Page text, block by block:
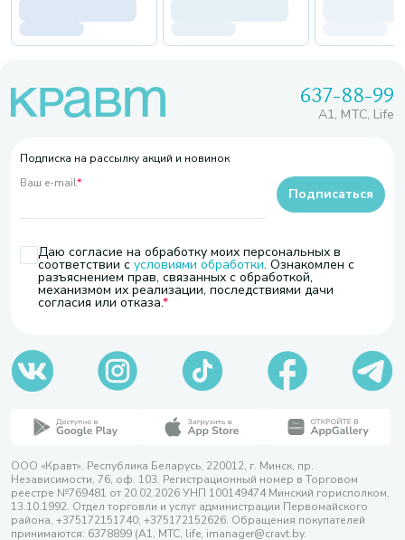
637-88-99
A1, МТС, Life
Подписка на рассылку акций и новинок
Ваш e-mail*
Даю согласие на обработку моих персональных в
соответствии с условиями обработки. Ознакомлен с
разъяснением прав, связанных с обработкой,
механизмом их реализации, последствиями дачи
согласия или отказа.
Подписаться
ООО «Кравт». Республика Беларусь, 220012, г. Минск, пр.
Независимости, 76, оф. 103. Регистрационный номер в Торговом
реестре №769481 от 20.02.2026 УНП 100149474 Минский горисполком,
13.10.1992. Отдел торговли и услуг администрации Первомайского
района, +375172151740; +375172152626. Обращения покупателей
принимаются: 6378899 (А1, МТС, life, imanager@cravt.by.